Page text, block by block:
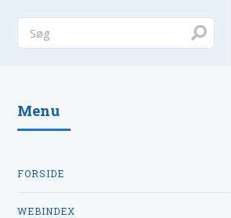
Menu
FORSIDE
WEBINDEX